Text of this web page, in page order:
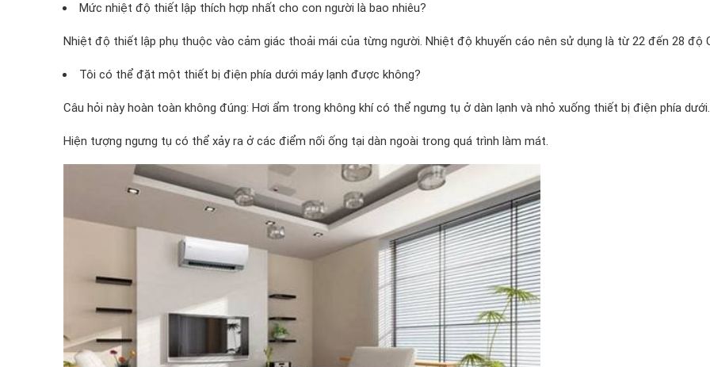
Mức nhiệt độ thiết lập thích hợp nhất cho con người là bao nhiêu?
Nhiệt độ thiết lập phụ thuộc vào cảm giác thoải mái của từng người. Nhiệt độ khuyến cáo nên sử dụng là từ 22 đến 28 độ
Tôi có thể đặt một thiết bị điện phía dưới máy lạnh được không?
Câu hỏi này hoàn toàn không đúng: Hơi ẩm trong không khí có thể ngưng tụ ở dàn lạnh và nhỏ xuống thiết bị điện phía dưới.
Hiện tượng ngưng tụ có thể xảy ra ở các điểm nối ống tại dàn ngoài trong quá trình làm mát.